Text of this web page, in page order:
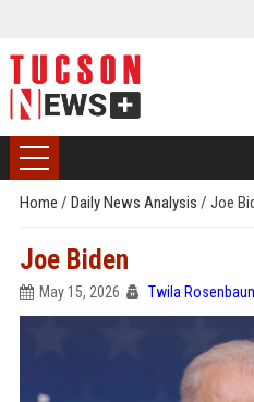
Home / Daily News Analysis / Joe
Joe Biden
May 15, 2026 Twila